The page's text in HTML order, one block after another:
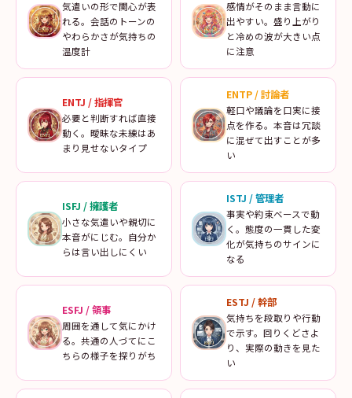
気遣いの形で関心が表
れる。会話のトーンの
やわらかさが気持ちの
温度計
感情がそのまま言動に
出やすい。盛り上がり
と冷めの波が大きい点
に注意
ENTJ /指揮官
必要と判断すれば直接
動く。曖昧な未練はあ
まり見せないタイプ
ENTP/討論者
軽口や議論を口実に接
点を作る。本音は冗談
に混ぜて出すことが多
い
ISFJ /擁護者
小さな気遣いや親切に
本音がにじむ。自分か
らは言い出しにくい
ISTJ /管理者
事実や約束ベースで動
く。態度の一貫した変
化が気持ちのサインに
なる
ESFJ /領事
周囲を通して気にかけ
る。共通の人づてにこ
ちらの様子を探りがち
ESTJ /幹部
気持ちを段取りや行動
で示す。回りくどさよ
り、実際の動きを見た
い